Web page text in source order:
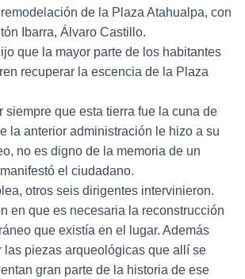
de la Plaza Atahualpa, con
Ibarra, Álvaro Castillo.
que la mayor parte de los habitantes
recuperar la escencia de la Plaza
siempre que esta tierra fue la cuna de
la anterior administración le hizo a su
no es digno de la memoria de un
el ciudadano.
otros seis dirigentes intervinieron.
en que es necesaria la reconstrucción
que existía en el lugar. Además
las piezas arqueológicas que allí se
gran parte de la historia de ese